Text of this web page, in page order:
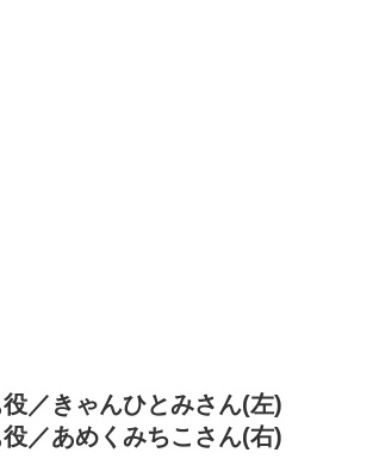
／きゃんひとみさん(左)
／あめくみちこさん(右)